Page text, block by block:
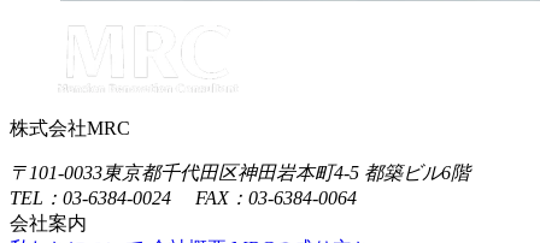
株式会社MRC
〒101-0033東京都千代田区神田岩本町4-5 都築ビル6階
TEL：03-6384-0024 FAX：03-6384-0064
会社案内